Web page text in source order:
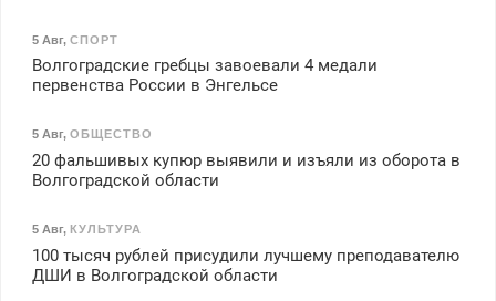
5 Авг, СПОРТ
Волгоградские гребцы завоевали 4 медали
первенства России в Энгельсе
5 Авг, ОБЩЕСТВО
20 фальшивых купюр выявили и изъяли из оборота в
Волгоградской области
5 Авг, КУЛЬТУРА
100 тысяч рублей присудили лучшему преподавателю
ДШИ в Волгоградской области